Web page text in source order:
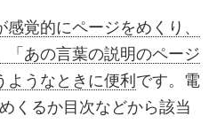
覚的にページをめくり、
「あの言葉の説明のページ
ようなときに便利 です。電
くるか目次などから該当